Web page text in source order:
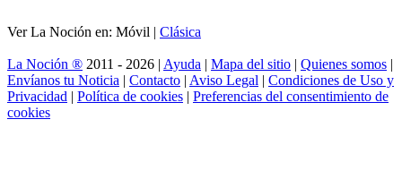
Ver La Noción en: Móvil | Clásica
La Noción ® 2011 - 2026 | Ayuda | Mapa del sitio | Quienes somos |
Envíanos tu Noticia | Contacto | Aviso Legal | Condiciones de Uso y
Privacidad | Política de cookies | Preferencias del consentimiento de
cookies